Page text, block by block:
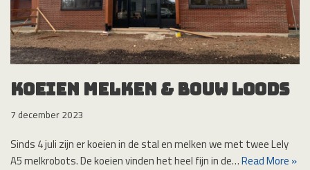
Koeien melken & bouw loods
7 december 2023
Sinds 4 juli zijn er koeien in de stal en melken we met twee Lely
A5 melkrobots. De koeien vinden het heel fijn in de…Read More »